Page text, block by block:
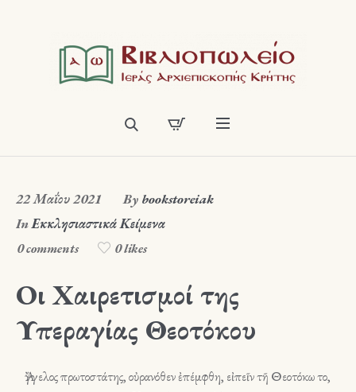
22 Μαΐου 2021 By bookstoreiak
InΕκκλησιαστικά Κείμενα
0 comments 0 likes
Οι Χαιρετισμοί της
Υπεραγίας Θεοτόκου
Ἄγγελος πρωτοστάτης, οὐρανόθεν ἐπέμφθη, εἰπεῖν τῆ Θεοτόκω το,